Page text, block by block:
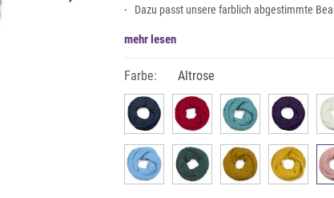
Dazu passt unsere farblich abgestimmte
mehr lesen
Farbe: Altrose